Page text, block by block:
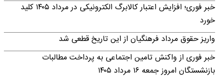
خبر فوری؛ افزایش اعتبار کالابرگ الکترونیکی در مرداد ۱۴۰۵ کلید
خورد
واریز حقوق مرداد فرهنگیان از این تاریخ قطعی شد
خبر فوری از واکنش تامین اجتماعی به پرداخت مطالبات
بازنشستگان امروز جمعه ۱۶ مرداد ۱۴۰۵